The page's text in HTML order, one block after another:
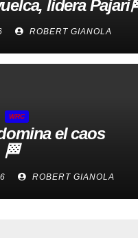
lidera
ROBERT GIANOLA
WRC
el caos
ROBERT GIANOLA